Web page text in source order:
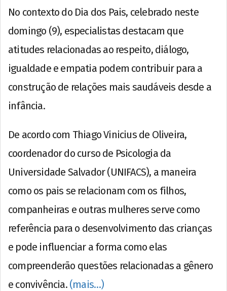
No contexto do Dia dos Pais, celebrado neste
domingo (9), especialistas destacam que
atitudes relacionadas ao respeito, diálogo,
igualdade e empatia podem contribuir para a
construção de relações mais saudáveis desde a
infância.
De acordo com Thiago Vinicius de Oliveira,
coordenador do curso de Psicologia da
Universidade Salvador (UNIFACS), a maneira
como os pais se relacionam com os filhos,
companheiras e outras mulheres serve como
referência para o desenvolvimento das crianças
e pode influenciar a forma como elas
compreenderão questões relacionadas a gênero
e convivência. (mais…)